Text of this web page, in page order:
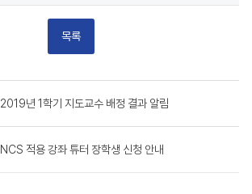
목록
2019년 1학기 지도교수 배정 결과 알림
NCS 적용 강좌 튜터 장학생 신청 안내